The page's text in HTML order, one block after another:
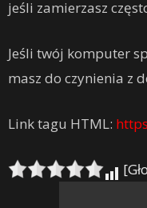
jeśli zamierzasz
Jeśli twój komputer
masz do czynienia z
Link tagu HTML: